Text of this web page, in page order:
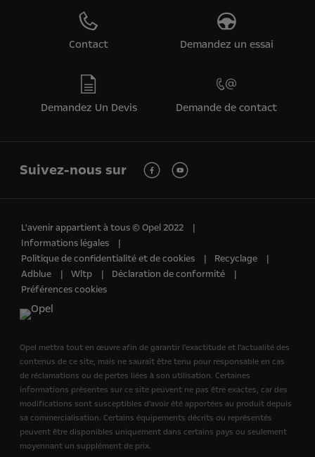
Contact Demandez un essai
Demandez Un Devis Demande de contact
Suivez-nous sur
L'avenir appartient à tous © Opel 2022
Informations légales
Politique de confidentialité et de cookies
Recyclage
Adblue
Wltp
Déclaration de conformité
Préférences cookies
Opel mettra tout en œuvre afin de garantir l'exactitude et l'actualité des
contenus de ce site, mais ne saurait être tenu pour responsable en cas
de réclamations ou de pertes liées à son utilisation. Certaines
informations présentes sur ce site peuvent ne pas être exactes, car des
modifications sont susceptibles d'avoir été apportées au produit depuis
sa commercialisation. Certains équipements décrits ou représentés
peuvent être disponibles uniquement dans certains pays ou seulement
moyennant un supplément de prix.